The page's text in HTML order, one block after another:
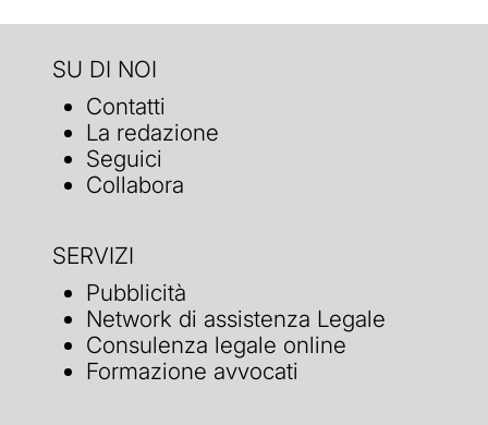
SU DI NOI
Contatti
La redazione
Seguici
Collabora
SERVIZI
Pubblicità
Network di assistenza Legale
Consulenza legale online
Formazione avvocati